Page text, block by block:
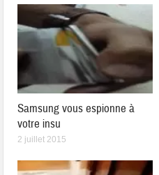
Samsung vous espionne à
votre insu
2 juillet 2015